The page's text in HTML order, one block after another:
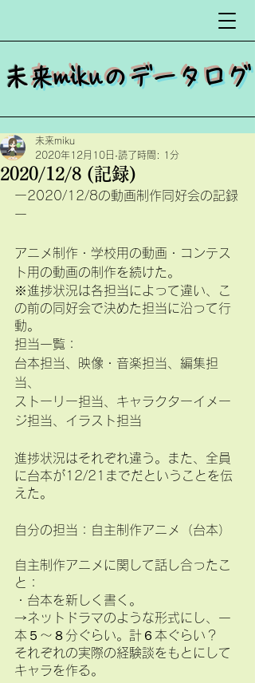
​未来mikuのデータログ
2020/12/8 (記録)
未来miku
2020年12月10日 読了時間: 1分
ー2020/12/8の動画制作同好会の記録
ー
アニメ制作・学校用の動画・コンテス
ト用の動画の制作を続けた。
※進捗状況は各担当によって違い、こ
の前の同好会で決めた担当に沿って行
動。
担当一覧：
台本担当、映像・音楽担当、編集担
当、
ストーリー担当、キャラクターイメー
ジ担当、イラスト担当
進捗状況はそれぞれ違う。また、全員
に台本が12/21までだということを伝
えた。
自分の担当：自主制作アニメ（台本）
自主制作アニメに関して話し合ったこ
と：
・台本を新しく書く。
→ネットドラマのような形式にし、一
本５～８分ぐらい。計６本ぐらい？
それぞれの実際の経験談をもとにして
キャラを作る。